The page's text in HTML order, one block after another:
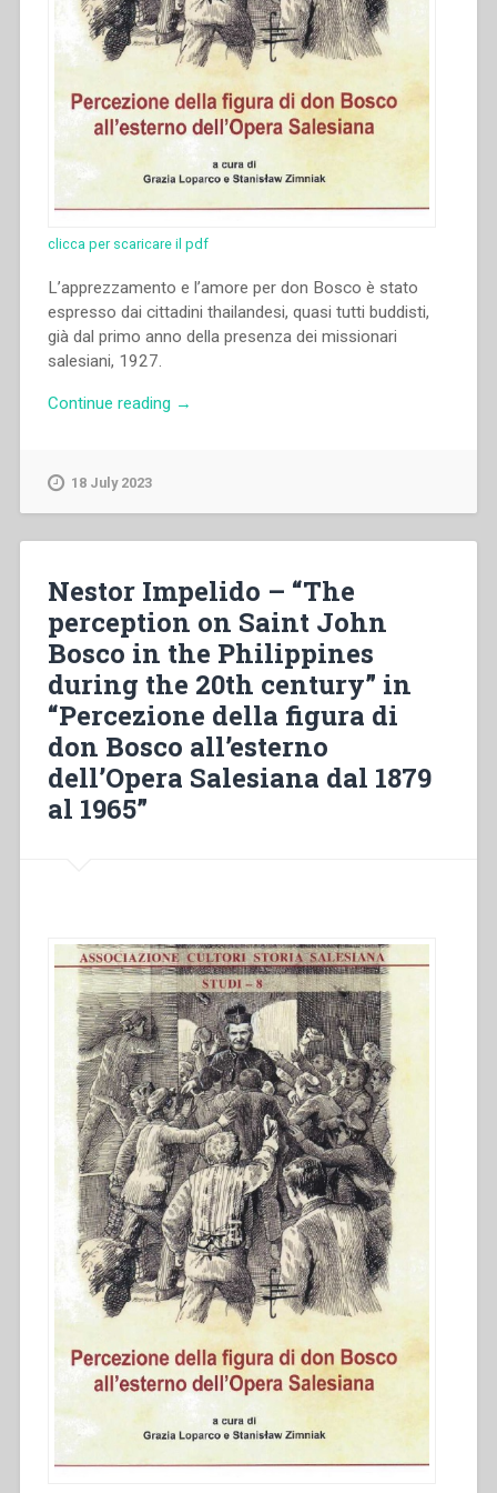
clicca per scaricare il pdf
L’apprezzamento e l’amore per don Bosco è stato
espresso dai cittadini thailandesi, quasi tutti buddisti,
già dal primo anno della presenza dei missionari
salesiani, 1927.
Continue reading “Anna
per
il
popolo
i
giovani
in
Thailandia
“Un
della
figura
di
don
Bosco
all’esterno
dell’Opera
Salesiana
dal
1879
al
1965””
→
18 July 2023
Nestor Impelido – “The
perception on Saint John
Bosco in the Philippines
during the 20th century” in
“Percezione della figura di
don Bosco all’esterno
dell’Opera Salesiana dal 1879
al 1965”